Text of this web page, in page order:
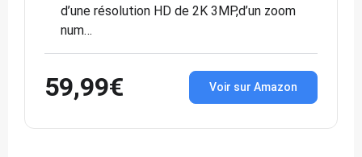
d’une résolution HD de 2K 3MP,d’un zoom
num…
59,99€ Voir sur Amazon